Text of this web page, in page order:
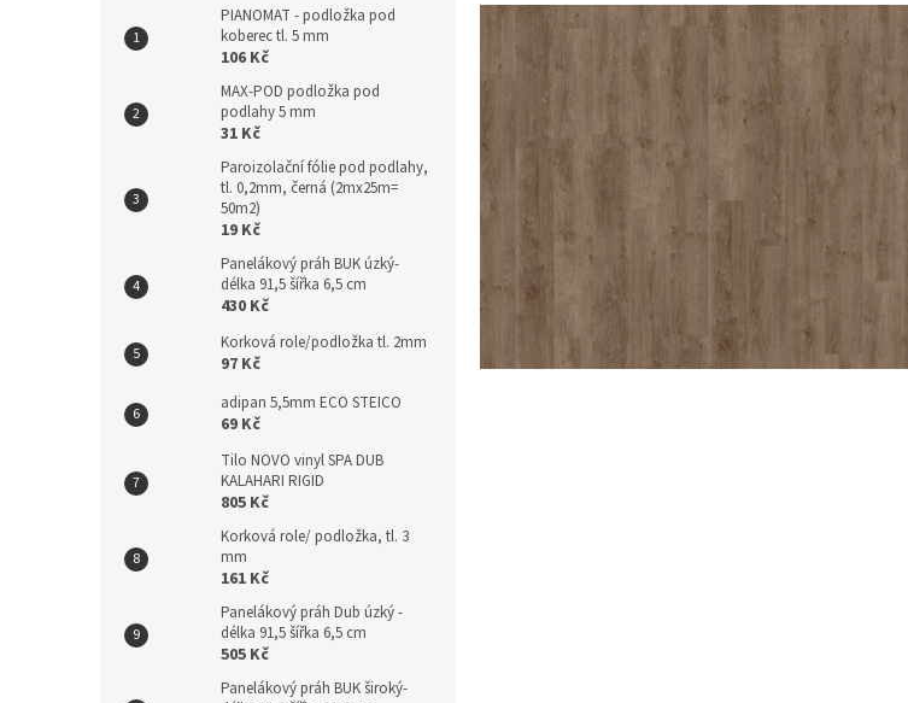
PIANOMAT - podložka pod
koberec tl. 5 mm
106 Kč
MAX-POD podložka pod
podlahy 5 mm
31 Kč
Paroizolační fólie pod podlahy,
tl. 0,2mm, černá (2mx25m=
50m2)
19 Kč
Panelákový práh BUK úzký-
délka 91,5 šířka 6,5 cm
430 Kč
Korková role/podložka tl. 2mm
97 Kč
adipan 5,5mm ECO STEICO
69 Kč
Tilo NOVO vinyl SPA DUB
KALAHARI RIGID
805 Kč
Korková role/ podložka, tl. 3
mm
161 Kč
Panelákový práh Dub úzký -
délka 91,5 šířka 6,5 cm
505 Kč
Panelákový práh BUK široký-
produktu
0,0
z
hvězdiček.